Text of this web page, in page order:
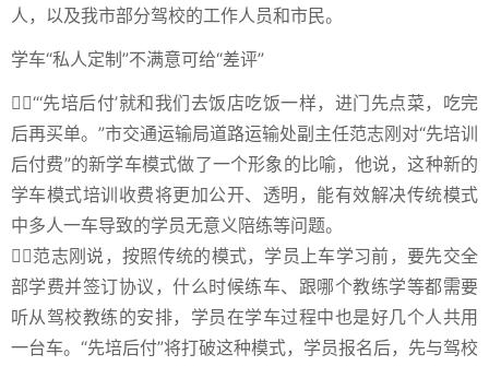
人，以及我市部分驾校的工作人员和市民。
学车“私人定制”不满意可给“差评”
“‘先培后付’就和我们去饭店吃饭一样，进门先点菜，吃完
后再买单。”市交通运输局道路运输处副主任范志刚对“先培训
后付费”的新学车模式做了一个形象的比喻，他说，这种新的
学车模式培训收费将更加公开、透明，能有效解决传统模式
中多人一车导致的学员无意义陪练等问题。
范志刚说，按照传统的模式，学员上车学习前，要先交全
部学费并签订协议，什么时候练车、跟哪个教练学等都需要
听从驾校教练的安排，学员在学车过程中也是好几个人共用
一台车。“先培后付”将打破这种模式，学员报名后，先与驾校